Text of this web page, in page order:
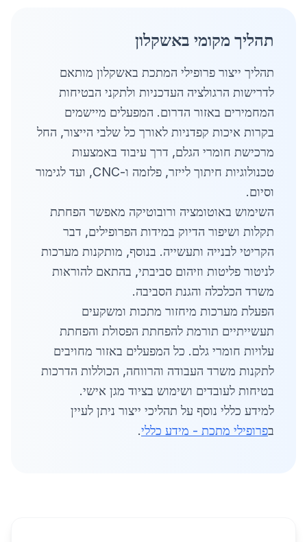
תהליך מקומי באשקלון
תהליך ייצור פרופילי המתכת באשקלון מותאם
לדרישות הרגולציה העדכניות ולתקני הבטיחות
המחמירים באזור הדרום. המפעלים מיישמים
בקרות איכות קפדניות לאורך כל שלבי הייצור, החל
מרכישת חומרי הגלם, דרך עיבוד באמצעות
טכנולוגיות חיתוך לייזר, פלזמה ו-CNC, ועד לגימור
וסיום.
השימוש באוטומציה ורובוטיקה מאפשר הפחתת
תקלות ושיפור הדיוק במידות הפרופילים, דבר
הקריטי לבנייה ותעשייה. בנוסף, מותקנות מערכות
לניטור פליטות וזיהום סביבתי, בהתאם להוראות
משרד הכלכלה והגנת הסביבה.
הפעלת מערכות מיחזור מתכות ומשקעים
תעשייתיים תורמת להפחתת הפסולת והפחתת
עלויות חומרי גלם. כל המפעלים באזור מחויבים
לתקנות משרד העבודה והרווחה, הכוללות הדרכות
בטיחות לעובדים ושימוש בציוד מגן אישי.
למידע כללי נוסף על תהליכי ייצור ניתן לעיין
בפרופילי מתכת - מידע כללי.